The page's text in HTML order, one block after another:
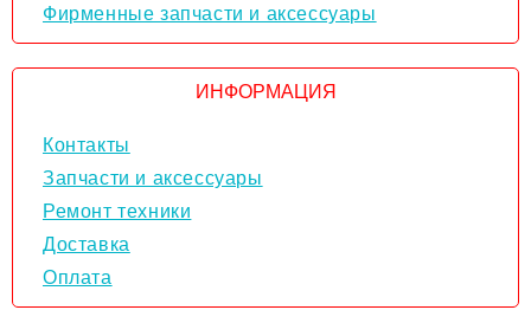
Фирменные запчасти и аксессуары
ИНФОРМАЦИЯ
Контакты
Запчасти и аксессуары
Ремонт техники
Доставка
Оплата